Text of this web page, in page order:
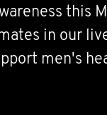
this
in our
men's